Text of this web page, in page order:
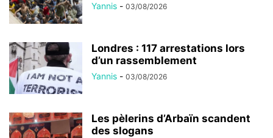
Yannis - 03/08/2026
Londres : 117 arrestations lors
d’un rassemblement
Yannis - 03/08/2026
Les pèlerins d’Arbaïn scandent
des slogans